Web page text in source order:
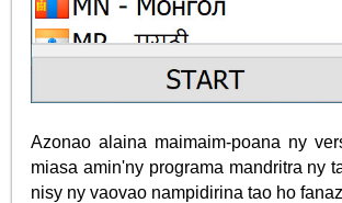
Azonao alaina maimaim-poana ny
miasa amin'ny programa mandritra ny
nisy ny vaovao nampidirina tao ho